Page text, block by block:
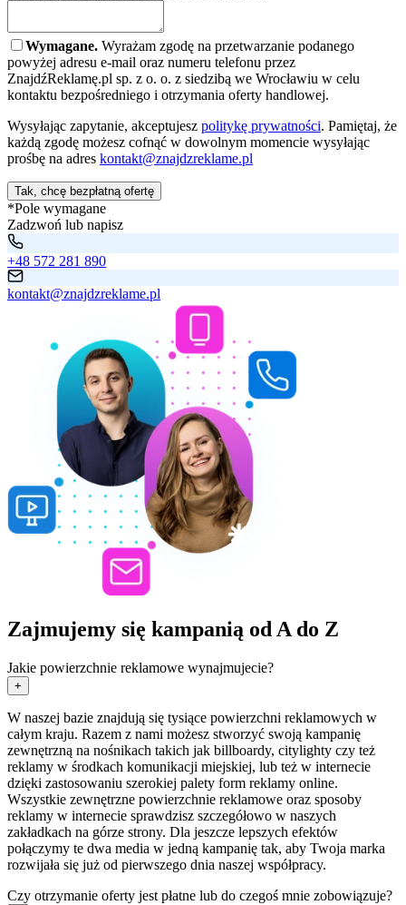
Wymagane. Wyrażam zgodę na przetwarzanie podanego
powyżej adresu e-mail oraz numeru telefonu przez
ZnajdźReklamę.pl sp. z o. o. z siedzibą we Wrocławiu w celu
kontaktu bezpośredniego i otrzymania oferty handlowej.
Wysyłając zapytanie, akceptujesz politykę prywatności. Pamiętaj, że
każdą zgodę możesz cofnąć w dowolnym momencie wysyłając
prośbę na adres kontakt@znajdzreklame.pl
Tak, chcę bezpłatną ofertę
*Pole wymagane
Zadzwoń lub napisz
+48 572 281 890
kontakt@znajdzreklame.pl
Zajmujemy się kampanią od A do Z
Jakie powierzchnie reklamowe wynajmujecie?
+
W naszej bazie znajdują się tysiące powierzchni reklamowych w
całym kraju. Razem z nami możesz stworzyć swoją kampanię
zewnętrzną na nośnikach takich jak billboardy, citylighty czy też
reklamy w środkach komunikacji miejskiej, lub też w internecie
dzięki zastosowaniu szerokiej palety form reklamy online.
Wszystkie zewnętrzne powierzchnie reklamowe oraz sposoby
reklamy w internecie sprawdzisz szczegółowo w naszych
zakładkach na górze strony. Dla jeszcze lepszych efektów
połączymy te dwa media w jedną kampanię tak, aby Twoja marka
rozwijała się już od pierwszego dnia naszej współpracy.
Czy otrzymanie oferty jest płatne lub do czegoś mnie zobowiązuje?